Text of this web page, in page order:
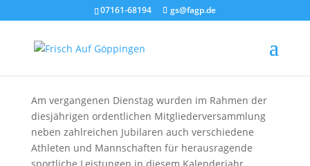
07161-68194 gs@fagp.de
Ehrungen anlässlich der
Mitgliederversammlung am 25.11.25
Am vergangenen Dienstag wurden im Rahmen der
diesjährigen ordentlichen Mitgliederversammlung
neben zahlreichen Jubilaren auch verschiedene
Athleten und Mannschaften für herausragende